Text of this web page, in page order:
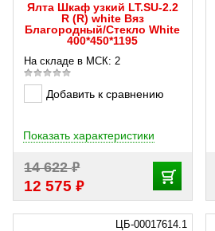
Ялта Шкаф узкий LT.SU-2.2
R (R) white Вяз
Благородный/Стекло White
400*450*1195
На складе в МСК: 2
Добавить к сравнению
14 622₽
12 575₽
Показать характеристики
ЦБ-00017614.1